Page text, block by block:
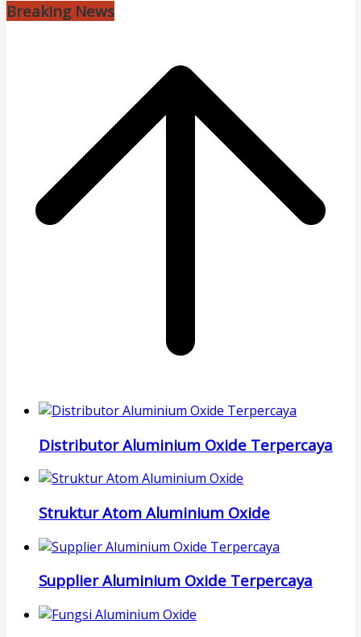
Breaking News
Distributor Aluminium Oxide Terpercaya
Struktur Atom Aluminium Oxide
Supplier Aluminium Oxide Terpercaya